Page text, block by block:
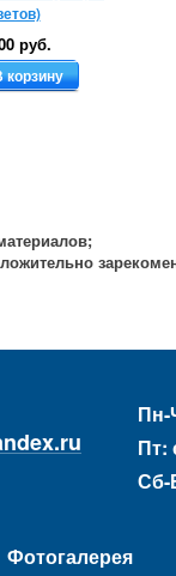
руб.
корзину
Пн-
Пт:
Сб-
Фотогалерея